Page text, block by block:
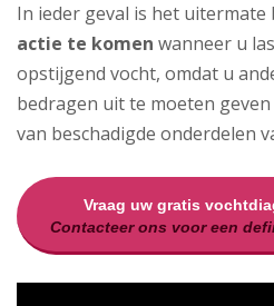
In ieder geval is het uitermate
actie te komen wanneer u
opstijgend vocht, omdat u
bedragen uit te moeten
van beschadigde onderdelen
Vraag uw gratis
Contacteer ons voor een